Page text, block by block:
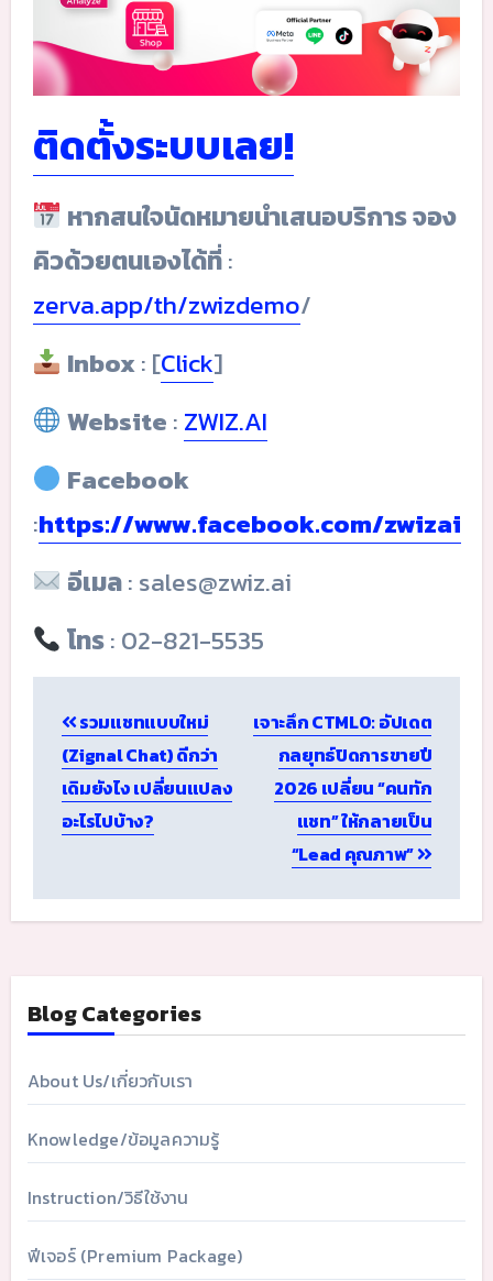
ติดตั้งระบบเลย!
หากสนใจนัดหมายนำเสนอบริการ จอง
คิวด้วยตนเองได้ที่:
zerva.app/th/zwizdemo/
Inbox: [Click]
Website : ZWIZ.AI
Facebook
:https://www.facebook.com/zwizai
อีเมล: sales@zwiz.ai
โทร: 02-821-5535
navigation
รวมแชทแบบใหม่
(Zignal Chat) ดีกว่า
เดิมยังไง เปลี่ยนแปลง
อะไรไปบ้าง?
เจาะลึก CTMLO: อัปเดต
กลยุทธ์ปิดการขายปี
2026 เปลี่ยน “คนทัก
แชท” ให้กลายเป็น
“Lead คุณภาพ”
Blog Categories
About Us/เกี่ยวกับเรา
Knowledge/ข้อมูลความรู้
Instruction/วิธีใช้งาน
ฟีเจอร์ (Premium Package)